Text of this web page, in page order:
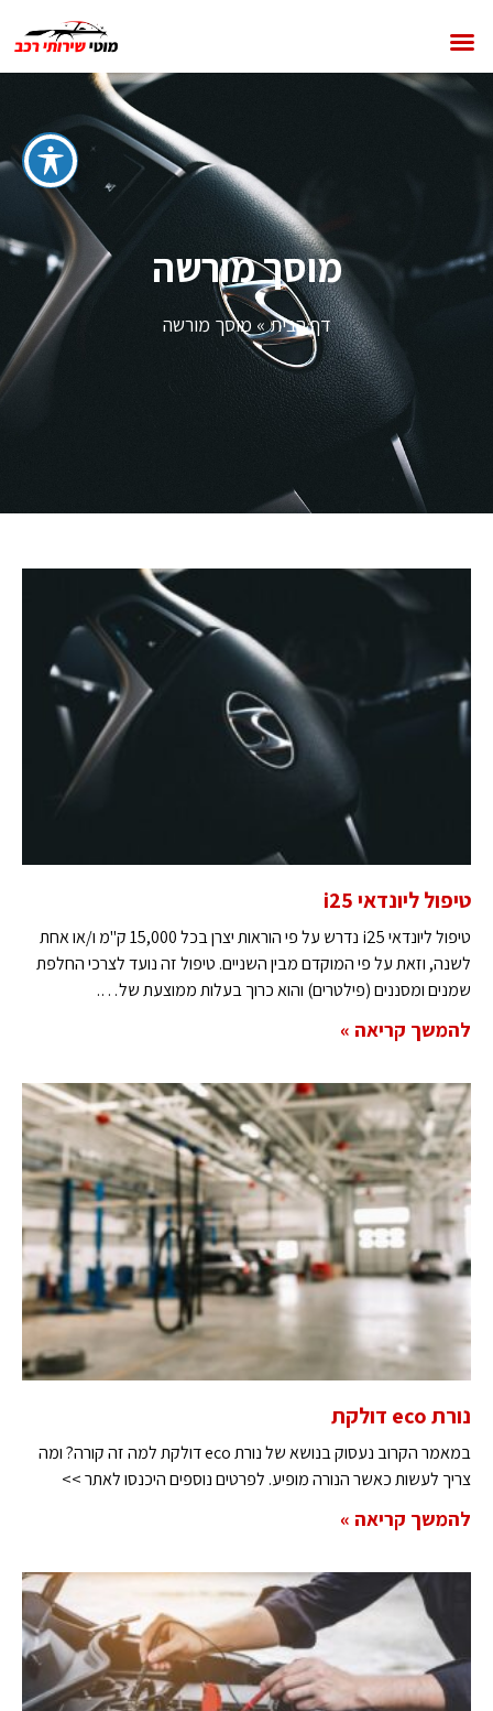
מוסך מורשה
דף הבית» מוסך מורשה
טיפול ליונדאי i25
טיפול ליונדאי i25 נדרש על פי הוראות יצרן בכל 15,000 ק"מ ו/או אחת
לשנה, וזאת על פי המוקדם מבין השניים. טיפול זה נועד לצרכי החלפת
שמנים ומסננים (פילטרים) והוא כרוך בעלות ממוצעת של….
להמשך קריאה »
נורת eco דולקת
במאמר הקרוב נעסוק בנושא של נורת eco דולקת למה זה קורה? ומה
צריך לעשות כאשר הנורה מופיע. לפרטים נוספים היכנסו לאתר >>
להמשך קריאה »